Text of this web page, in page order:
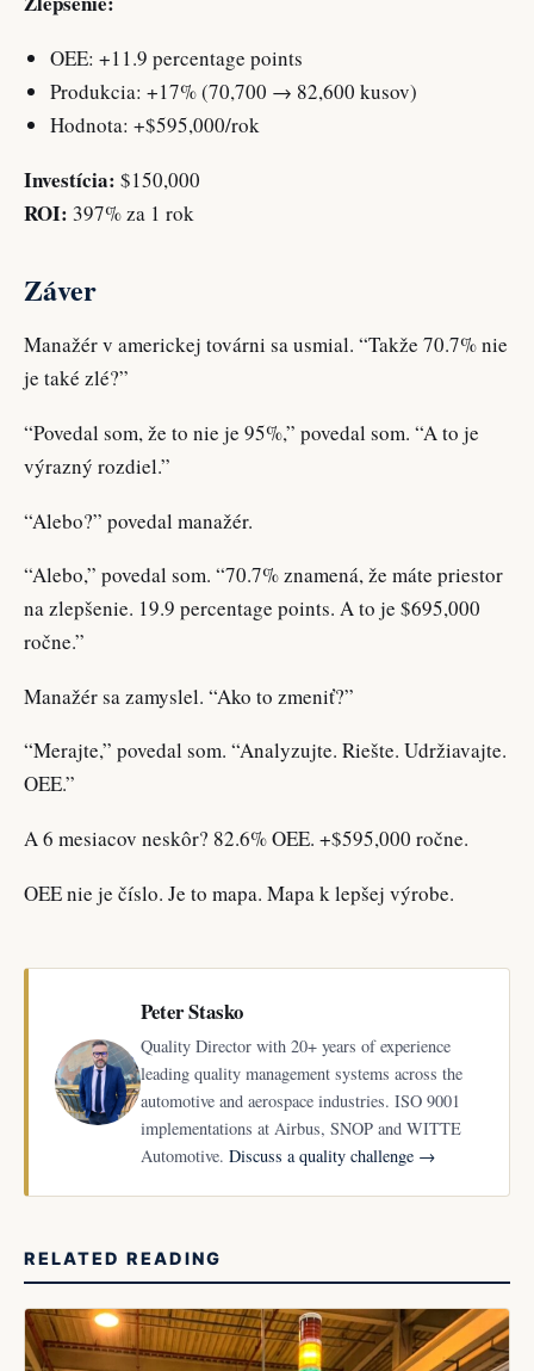
OEE: +11.9 percentage points
Produkcia: +17% (70,700 → 82,600 kusov)
Hodnota: +$595,000/rok
Investícia: $150,000
ROI: 397% za 1 rok
Záver
Manažér v americkej továrni sa usmial. “Takže 70.7% nie
je také zlé?”
“Povedal som, že to nie je 95%,” povedal som. “A to je
výrazný rozdiel.”
“Alebo?” povedal manažér.
“Alebo,” povedal som. “70.7% znamená, že máte priestor
na zlepšenie. 19.9 percentage points. A to je $695,000
ročne.”
Manažér sa zamyslel. “Ako to zmeniť?”
“Merajte,” povedal som. “Analyzujte. Riešte. Udržiavajte.
OEE.”
A 6 mesiacov neskôr? 82.6% OEE. +$595,000 ročne.
OEE nie je číslo. Je to mapa. Mapa k lepšej výrobe.
Peter Stasko
Quality Director with 20+ years of experience
leading quality management systems across the
automotive and aerospace industries. ISO 9001
implementations at Airbus, SNOP and WITTE
Automotive.Discuss a quality challenge →
RELATED READING